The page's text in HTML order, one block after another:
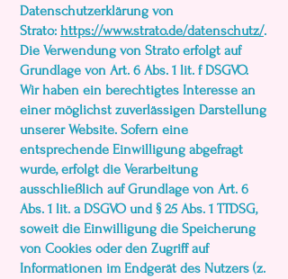
Datenschutzerklärung von
Strato: https://www.strato.de/datenschutz/.
Die Verwendung von Strato erfolgt auf
Grundlage von Art. 6 Abs. 1 lit. f DSGVO.
Wir haben ein berechtigtes Interesse an
einer möglichst zuverlässigen Darstellung
unserer Website. Sofern eine
entsprechende Einwilligung abgefragt
wurde, erfolgt die Verarbeitung
ausschließlich auf Grundlage von Art. 6
Abs. 1 lit. a DSGVO und § 25 Abs. 1 TTDSG,
soweit die Einwilligung die Speicherung
von Cookies oder den Zugriff auf
Informationen im Endgerät des Nutzers (z.